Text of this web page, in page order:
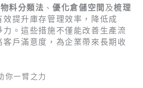
物料分類法 、優化倉儲空間及梳理
效提升庫存管理效率，降低成
力。這些措施不僅能改善生產流
客戶滿意度，為企業帶來長期收
你一臂之力